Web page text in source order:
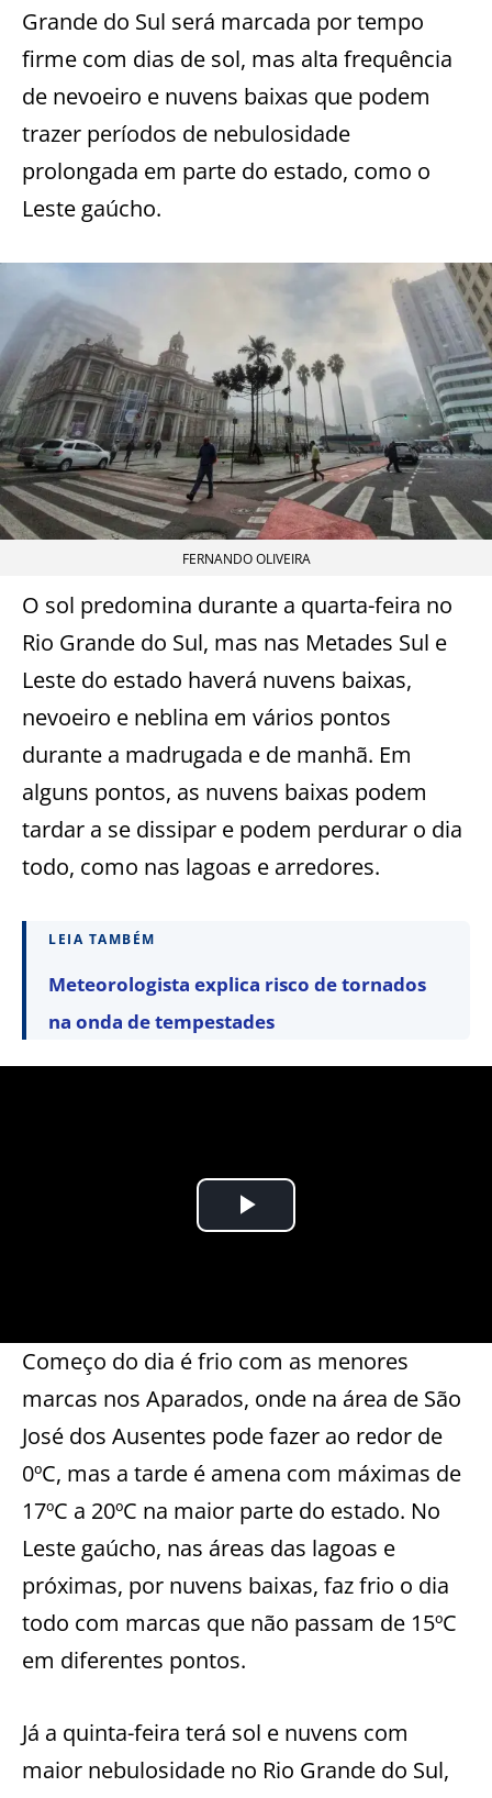
Grande do Sul será marcada por tempo
firme com dias de sol, mas alta frequência
de nevoeiro e nuvens baixas que podem
trazer períodos de nebulosidade
prolongada em parte do estado, como o
Leste gaúcho.
FERNANDO OLIVEIRA
O sol predomina durante a quarta-feira no
Rio Grande do Sul, mas nas Metades Sul e
Leste do estado haverá nuvens baixas,
nevoeiro e neblina em vários pontos
durante a madrugada e de manhã. Em
alguns pontos, as nuvens baixas podem
tardar a se dissipar e podem perdurar o dia
todo, como nas lagoas e arredores.
LEIA TAMBÉM
Meteorologista explica risco de tornados
na onda de tempestades
Começo do dia é frio com as menores
marcas nos Aparados, onde na área de São
José dos Ausentes pode fazer ao redor de
0ºC, mas a tarde é amena com máximas de
17ºC a 20ºC na maior parte do estado. No
Leste gaúcho, nas áreas das lagoas e
próximas, por nuvens baixas, faz frio o dia
todo com marcas que não passam de 15ºC
em diferentes pontos.
Já a quinta-feira terá sol e nuvens com
maior nebulosidade no Rio Grande do Sul,